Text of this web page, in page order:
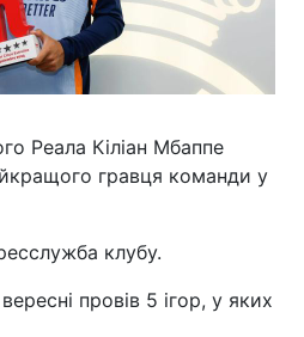
Реала Кіліан Мбаппе
гравця команди у
клубу.
провів 5 ігор, у яких